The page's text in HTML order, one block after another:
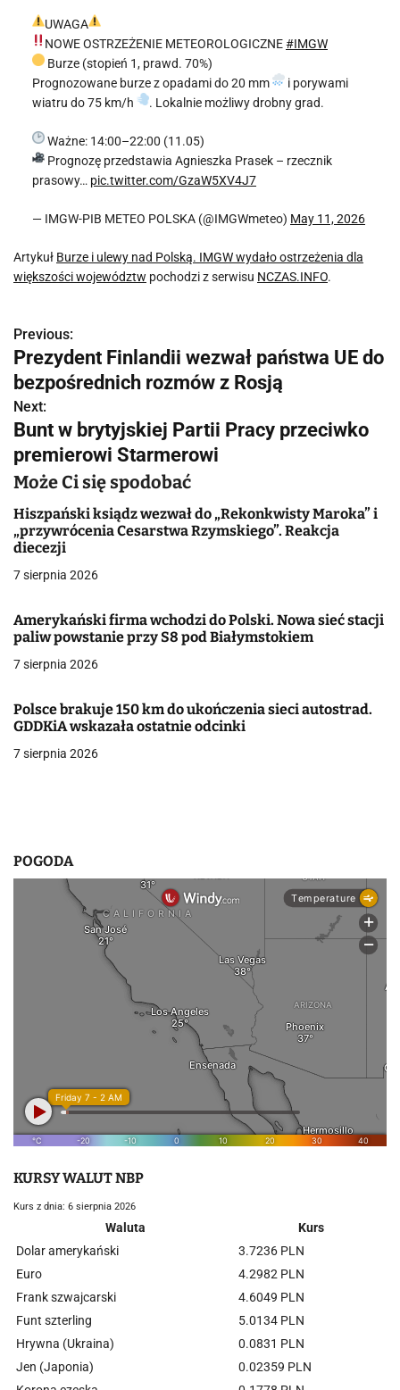
UWAGA
NOWE OSTRZEŻENIE METEOROLOGICZNE#IMGW
Burze (stopień 1, prawd. 70%)
Prognozowane burze z opadami do 20 mm
i porywami
wiatru do 75 km/h
. Lokalnie możliwy drobny grad.
Ważne: 14:00–22:00 (11.05)
Prognozę przedstawia Agnieszka Prasek – rzecznik
prasowy… pic.twitter.com/GzaW5XV4J7
— IMGW-PIB METEO POLSKA (@IMGWmeteo) May 11, 2026
Artykuł Burze i ulewy nad Polską. IMGW wydało ostrzeżenia dla
większości województw pochodzi z serwisu NCZAS.INFO.
N
a
w
i
g
a
c
j
a
w
i
s
Previous:
Prezydent Finlandii wezwał państwa UE do
bezpośrednich rozmów z Rosją
Next:
Bunt w brytyjskiej Partii Pracy przeciwko
premierowi Starmerowi
Może Ci się spodobać
Hiszpański ksiądz wezwał do „Rekonkwisty Maroka” i
„przywrócenia Cesarstwa Rzymskiego”. Reakcja
diecezji
7 sierpnia 2026
Amerykański firma wchodzi do Polski. Nowa sieć stacji
paliw powstanie przy S8 pod Białymstokiem
7 sierpnia 2026
Polsce brakuje 150 km do ukończenia sieci autostrad.
GDDKiA wskazała ostatnie odcinki
7 sierpnia 2026
POGODA
KURSY WALUT NBP
Kurs z dnia: 6 sierpnia 2026
Waluta
Kurs
Dolar amerykański
3.7236 PLN
Euro
4.2982 PLN
Frank szwajcarski
4.6049 PLN
Funt szterling
5.0134 PLN
Hrywna (Ukraina)
0.0831 PLN
Jen (Japonia)
0.02359 PLN